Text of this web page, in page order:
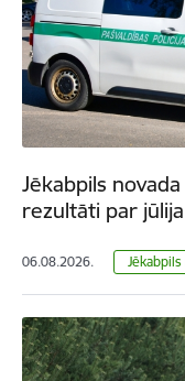
Jēkabpils
rezultāti par
06.08.2026. Jēkabpils